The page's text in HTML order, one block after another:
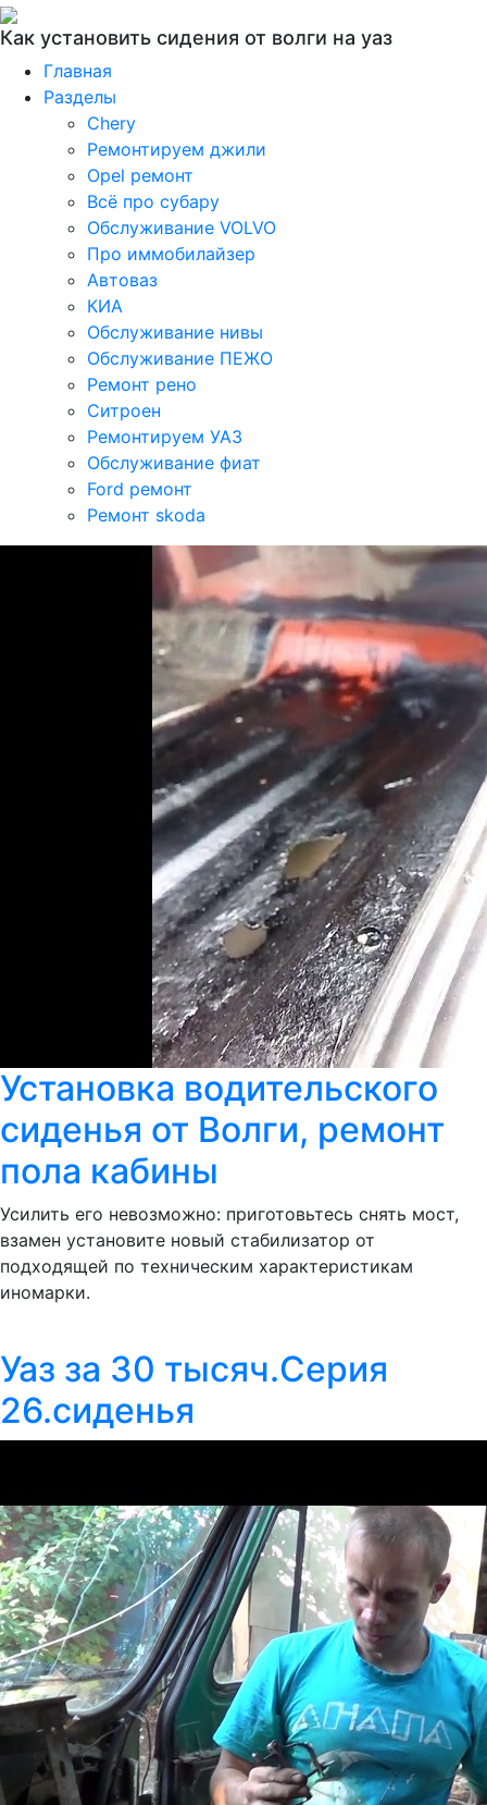
Как установить сидения от волги на уаз
Главная
Разделы
Chery
Ремонтируем джили
Opel ремонт
Всё про субару
Обслуживание VOLVO
Про иммобилайзер
Автоваз
КИА
Обслуживание нивы
Обслуживание ПЕЖО
Ремонт рено
Ситроен
Ремонтируем УАЗ
Обслуживание фиат
Ford ремонт
Ремонт skoda
Установка водительского
сиденья от Волги, ремонт
пола кабины
Усилить его невозможно: приготовьтесь снять мост,
взамен установите новый стабилизатор от
подходящей по техническим характеристикам
иномарки.
Уаз за 30 тысяч.Серия
26.сиденья